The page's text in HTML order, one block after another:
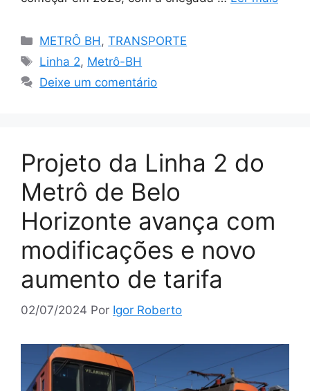
Categorias
METRÔ BH,TRANSPORTE
Tags
Linha 2, Metrô-BH
Deixe um comentário
Projeto da Linha 2 do
Metrô de Belo
Horizonte avança com
modificações e novo
aumento de tarifa
02/07/2024 Por Igor Roberto